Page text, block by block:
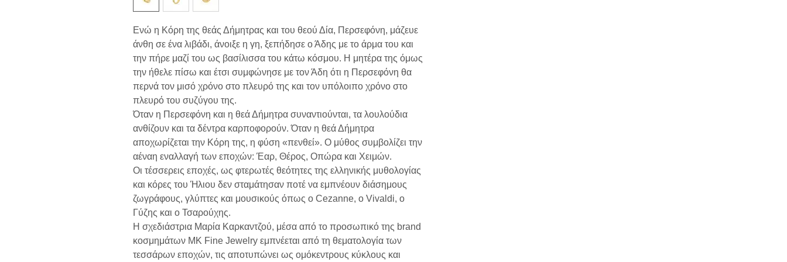
Ενώ η Κόρη της θεάς Δήμητρας και του θεού Δία, Περσεφόνη, μάζευε
άνθη σε ένα λιβάδι, άνοιξε η γη, ξεπήδησε ο Άδης με το άρμα του και
την πήρε μαζί του ως βασίλισσα του κάτω κόσμου. Η μητέρα της όμως
την ήθελε πίσω και έτσι συμφώνησε με τον Άδη ότι η Περσεφόνη θα
περνά τον μισό χρόνο στο πλευρό της και τον υπόλοιπο χρόνο στο
πλευρό του συζύγου της.
Όταν η Περσεφόνη και η θεά Δήμητρα συναντιούνται, τα λουλούδια
ανθίζουν και τα δέντρα καρποφορούν. Όταν η θεά Δήμητρα
αποχωρίζεται την Κόρη της, η φύση «πενθεί». Ο μύθος συμβολίζει την
αέναη εναλλαγή των εποχών: Έαρ, Θέρος, Οπώρα και Χειμών.
Οι τέσσερεις εποχές, ως φτερωτές θεότητες της ελληνικής μυθολογίας
και κόρες του Ήλιου δεν σταμάτησαν ποτέ να εμπνέουν διάσημους
ζωγράφους, γλύπτες και μουσικούς όπως ο Cezanne, o Vivaldi, ο
Γύζης και ο Τσαρούχης.
Η σχεδιάστρια Μαρία Καρκαντζού, μέσα από το προσωπικό της brand
κοσμημάτων MK Fine Jewelry εμπνέεται από τη θεματολογία των
τεσσάρων εποχών, τις αποτυπώνει ως ομόκεντρους κύκλους και